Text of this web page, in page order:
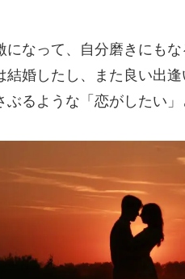
なって、自分磨きにもな
婚したし、また良い出逢
るような「恋がしたい」